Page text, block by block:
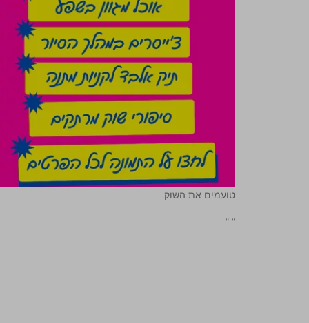
טועמים את השוק
"
"